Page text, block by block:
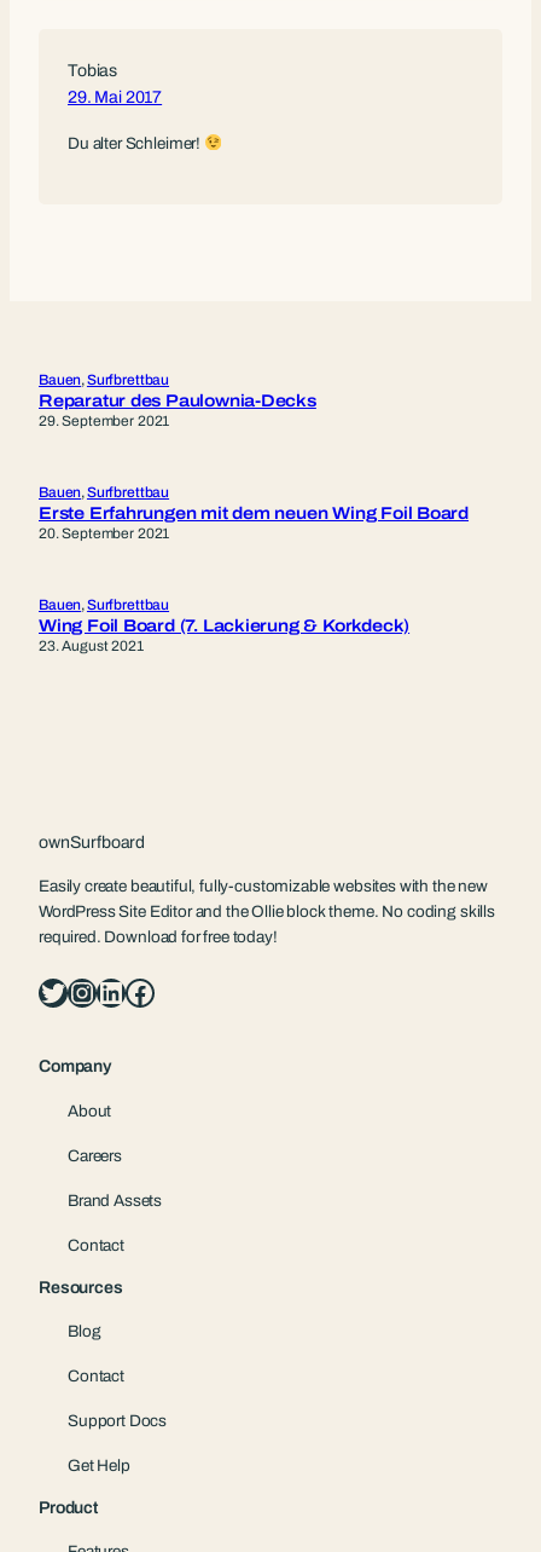
Tobias
29. Mai 2017
Du alter Schleimer!
Bauen, Surfbrettbau
Reparatur des Paulownia-Decks
29. September 2021
Bauen, Surfbrettbau
Erste Erfahrungen mit dem neuen Wing Foil Board
20. September 2021
Bauen, Surfbrettbau
Wing Foil Board (7. Lackierung & Korkdeck)
23. August 2021
ownSurfboard
Easily create beautiful, fully-customizable websites with the new
WordPress Site Editor and the Ollie block theme. No coding skills
required. Download for free today!
Twitter InstagramLinkedIn Facebook
Company
About
Careers
Brand Assets
Contact
Resources
Blog
Contact
Support Docs
Get Help
Product